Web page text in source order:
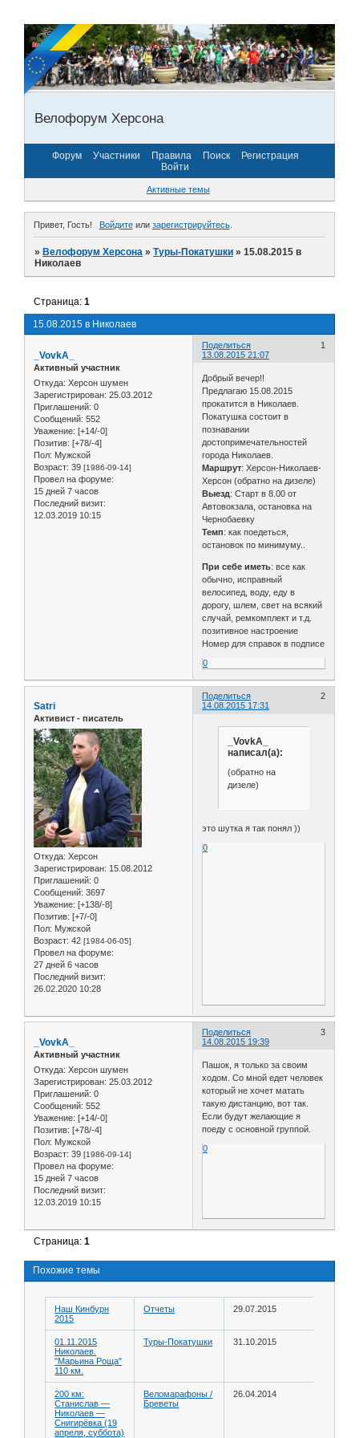
Велофорум Херсона
Форум Участники Правила Поиск
Регистрация
Войти
Активные темы
Привет, Гость! Войдитеили зарегистрируйтесь.
»Велофорум Херсона »Туры-Покатушки »15.08.2015 в
Николаев
15.08.2015 в Николаев
Страница:1
Поделиться
1
13.08.2015 21:07
_VovkA_
Активный участник
Откуда: Херсон шумен
Зарегистрирован: 25.03.2012
Приглашений: 0
Сообщений: 552
Уважение: [+14/-0]
Позитив: [+78/-4]
Пол: Мужской
Возраст: 39 [1986-09-14]
Провел на форуме:
15 дней 7 часов
Последний визит:
12.03.2019 10:15
Добрый вечер!!
Предлагаю 15.08.2015
прокатится в Николаев.
Покатушка состоит в
познавании
достопримечательностей
города Николаев.
Маршрут: Херсон-Николаев-
Херсон (обратно на дизеле)
Выезд: Старт в 8.00 от
Автовокзала, остановка на
Чернобаевку
Темп: как поедеться,
остановок по минимуму..
При себе иметь: все как
обычно, исправный
велосипед, воду, еду в
дорогу, шлем, свет на всякий
случай, ремкомплект и т.д.
позитивное настроение
Номер для справок в подписе
0
Поделиться
2
14.08.2015 17:31
Satri
Активист - писатель
Откуда: Херсон
Зарегистрирован: 15.08.2012
Приглашений: 0
Сообщений: 3697
Уважение: [+138/-8]
Позитив: [+7/-0]
Пол: Мужской
Возраст: 42 [1984-06-05]
Провел на форуме:
27 дней 6 часов
Последний визит:
26.02.2020 10:28
_VovkA_
написал(а):
(обратно на
дизеле)
это шутка я так понял ))
0
Поделиться
3
14.08.2015 19:39
_VovkA_
Активный участник
Откуда: Херсон шумен
Зарегистрирован: 25.03.2012
Приглашений: 0
Сообщений: 552
Уважение: [+14/-0]
Позитив: [+78/-4]
Пол: Мужской
Возраст: 39 [1986-09-14]
Провел на форуме:
15 дней 7 часов
Последний визит:
12.03.2019 10:15
Пашок, я только за своим
ходом. Со мной едет человек
который не хочет матать
такую дистанцию, вот так.
Если будут желающие я
поеду с основной группой.
0
Страница:1
Похожие темы
Наш Кинбурн
2015
Отчеты 29.07.2015
01.11.2015
Николаев.
"Марьина Роща"
110 км.
Туры-Покатушки 31.10.2015
200 км:
Станислав —
Николаев —
Снигирёвка (19
апреля, суббота)
Веломарафоны /
Бреветы
26.04.2014